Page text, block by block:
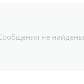
не найдены